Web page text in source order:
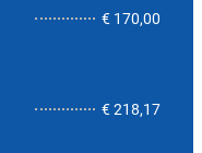
€ 170,00
€ 218,176,4